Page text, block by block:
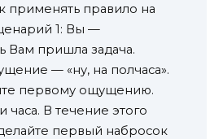
применять правило на
1: Вы —
Вам пришла задача.
— «ну, на полчаса».
первому ощущению.
часа. В течение этого
первый набросок